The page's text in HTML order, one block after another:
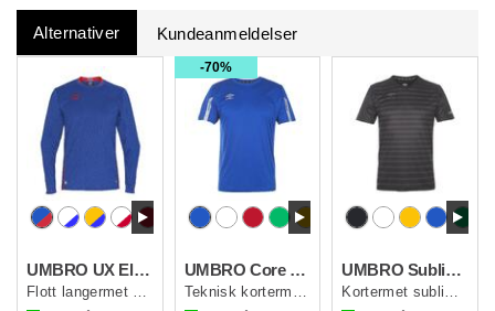
Alternativer Kundeanmeldelser
UMBRO UX Elite LS Jsy
Flott langermet spillertrøye
70%
UMBRO Core SS Jersey
Teknisk kortermet spillertrøye
UMBRO Sublime SS Jersey
Kortermet sublimert spillertrøye